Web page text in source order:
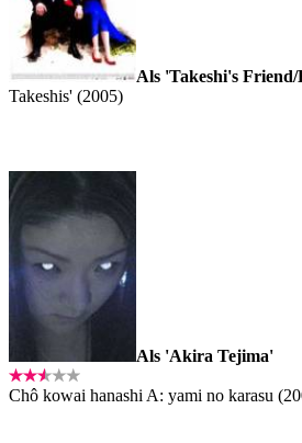
Als 'Takeshi's
Takeshis' (2005)
Als 'Akira Tejima'
Chô kowai hanashi A: yami no karasu